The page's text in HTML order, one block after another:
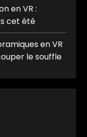
en VR :
cet été
en VR
le souffle